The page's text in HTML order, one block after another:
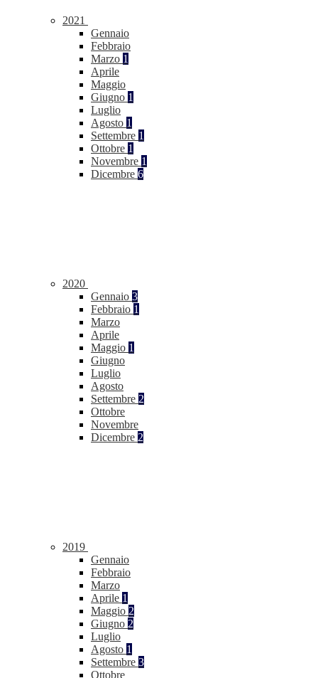
2021
Gennaio
Febbraio
Marzo 1
Aprile
Maggio
Giugno 1
Luglio
Agosto 1
Settembre 1
Ottobre 1
Novembre 1
Dicembre 6
2020
Gennaio 3
Febbraio 1
Marzo
Aprile
Maggio 1
Giugno
Luglio
Agosto
Settembre 2
Ottobre
Novembre
Dicembre 2
2019
Gennaio
Febbraio
Marzo
Aprile 1
Maggio 2
Giugno 2
Luglio
Agosto 1
Settembre 3
Ottobre